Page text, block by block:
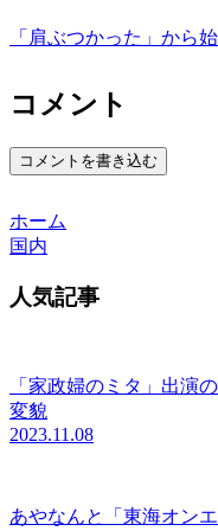
「肩ぶつかった」から
コメント
コメントを書き込む
ホーム
国内
人気記事
「家政婦のミタ」出演
変貌
2023.11.08
あやなんと「東海オン